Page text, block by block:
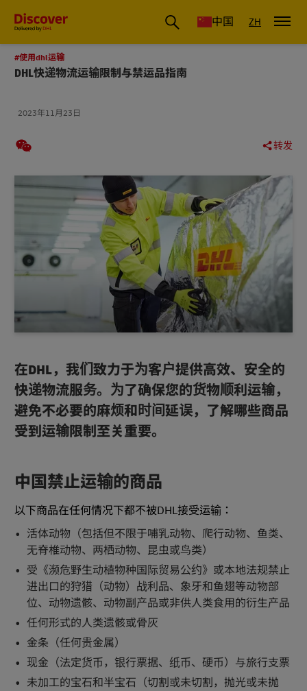
国际物流_国际快递_国际运输物流公司 中国 ZH
#使用dhl运输
DHL快递物流运输限制与禁运品指南
2023年11月23日
转发
在DHL，我们致力于为客户提供高效、安全的
快递物流服务。为了确保您的货物顺利运输，
避免不必要的麻烦和时间延误，了解哪些商品
受到运输限制至关重要。
中国禁止运输的商品
以下商品在任何情况下都不被DHL接受运输：
活体动物（包括但不限于哺乳动物、爬行动物、鱼类、
无脊椎动物、两栖动物、昆虫或鸟类）
受《濒危野生动植物种国际贸易公约》或本地法规禁止
进出口的狩猎（动物）战利品、象牙和鱼翅等动物部
位、动物遗骸、动物副产品或非供人类食用的衍生产品
任何形式的人类遗骸或骨灰
金条（任何贵金属）
现金（法定货币，银行票据、纸币、硬币）与旅行支票
未加工的宝石和半宝石（切割或未切割，抛光或未抛